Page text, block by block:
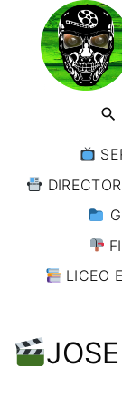
W)
LICEO
ONLINE